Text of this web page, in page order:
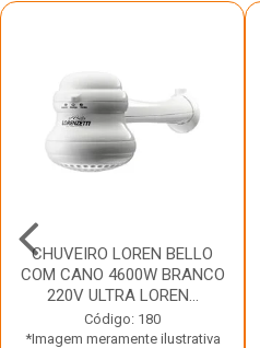
CHUVEIRO LOREN BELLO
COM CANO 4600W BRANCO
220V ULTRA LOREN...
Código: 180
*Imagem meramente ilustrativa